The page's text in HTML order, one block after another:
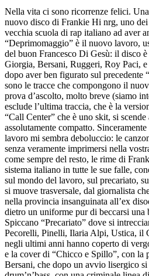
Nella vita ci sono ricorrenze felici.
nuovo disco di Frankie Hi nrg, uno
vecchia scuola di rap italiano ad aver
“Deprimomaggio” è il nuovo lavoro,
del buon Francesco Di Gesù: il disco
Giorgia, Bersani, Ruggeri, Roy Paci,
dopo aver ben figurato sul precedente
sono le tracce che compongono il
prova d’ascolto, molto breve (siamo
esclude l’ultima traccia, che è la
“Call Center” che è uno skit, si scende
assolutamente compatto.
lavoro mi sembra deboluccio: le
senza veramente imprimersi nella
come sempre del resto, le rime di
sistema italiano in tutte le sue falle,
sul mondo del lavoro, sul precariato,
si muove trasversale, dal giornalista
nella provincia insanguinata all’ex
dietro un uniforme pur di beccarsi una
Spiccano “Precariato” dove si
Pecorelli, Pinelli, Ilaria Alpi, Ustica, il
negli ultimi anni hanno coperto di
e la cover di “Chicco e Spillo”, con la
Bersani, che dopo un avvio lisergico